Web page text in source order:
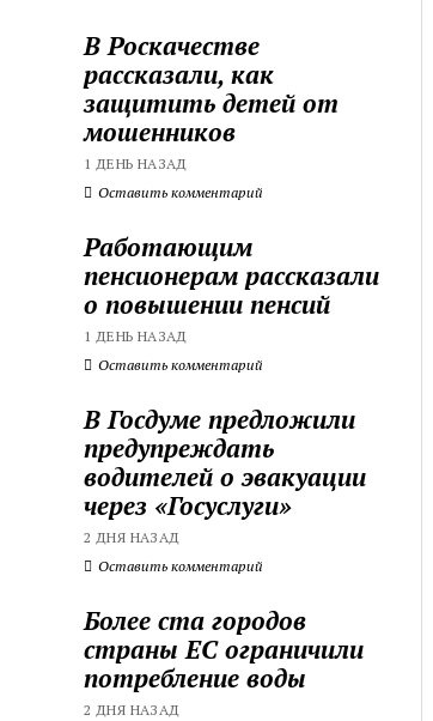
В Роскачестве
рассказали, как
защитить детей от
мошенников
1 ДЕНЬ НАЗАД
Оставить комментарий
Работающим
пенсионерам рассказали
о повышении пенсий
1 ДЕНЬ НАЗАД
Оставить комментарий
В Госдуме предложили
предупреждать
водителей о эвакуации
через «Госуслуги»
2 ДНЯ НАЗАД
Оставить комментарий
Более ста городов
страны ЕС ограничили
потребление воды
2 ДНЯ НАЗАД